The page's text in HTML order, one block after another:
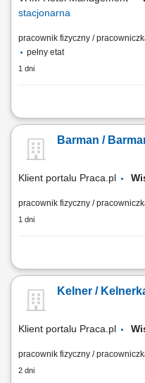
stacjonarna
pracownik fizyczny /
pełny etat
1 dni
Twoja misja kompleksowa
przygotowanie sal zgodnie z
wydarzenia, serwis dań i
Barman /
Klient portalu Praca.pl
pracownik fizyczny /
1 dni
Obsługa gości w barze oraz
obowiązującymi recepturami;
właściwy asortyment na
Kelner /
Klient portalu Praca.pl
pracownik fizyczny /
2 dni